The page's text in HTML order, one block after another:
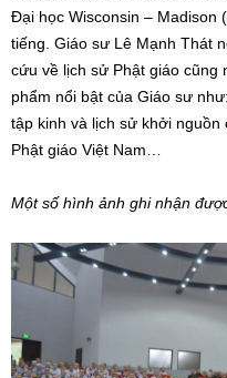
Đại học Wisconsin – Madison
tiếng. Giáo sư Lê Mạnh Thát
cứu về lịch sử Phật giáo cũng
phẩm nổi bật của Giáo sư
tập kinh và lịch sử khởi
Phật giáo Việt Nam…
Một số hình ảnh ghi nhận